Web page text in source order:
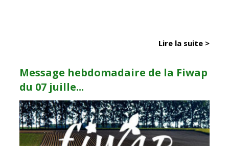
Lire la suite >
Message hebdomadaire de la Fiwap
du 07 juille...